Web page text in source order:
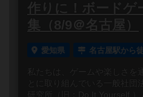
作りに！ボードゲ
集（8/9＠名古屋）
愛知県 名古屋駅から
私たちは、ゲームや楽しさを
とに取り組んでいる一般社団
研究所（旧：Do It Yourself